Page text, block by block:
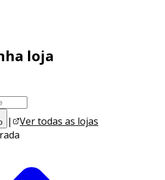
loja
|
Ver todas as lojas